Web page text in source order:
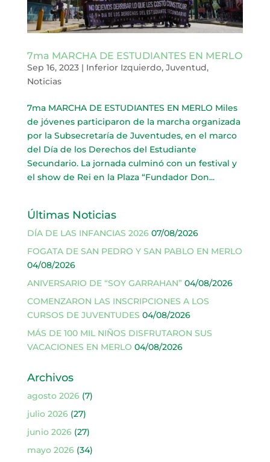
7ma MARCHA DE ESTUDIANTES EN MERLO
Sep 16, 2023| Inferior Izquierdo, Juventud,
Noticias
7ma MARCHA DE ESTUDIANTES EN MERLO Miles
de jóvenes participaron de la marcha organizada
por la Subsecretaría de Juventudes, en el marco
del Día de los Derechos del Estudiante
Secundario. La jornada culminó con un festival y
el show de Rei en la Plaza “Fundador Don...
Últimas Noticias
DÍA DE LAS INFANCIAS 2026 07/08/2026
FOGATA DE SAN PEDRO Y SAN PABLO EN MERLO
04/08/2026
ANIVERSARIO DE “SOY GARRAHAN” 04/08/2026
COMENZARON LAS INSCRIPCIONES A LOS
CURSOS DE JUVENTUDES 04/08/2026
MÁS DE 100 MIL NIÑOS DISFRUTARON SUS
VACACIONES EN MERLO 04/08/2026
Archivos
agosto 2026(7)
julio 2026(27)
junio 2026(27)
mayo 2026(34)